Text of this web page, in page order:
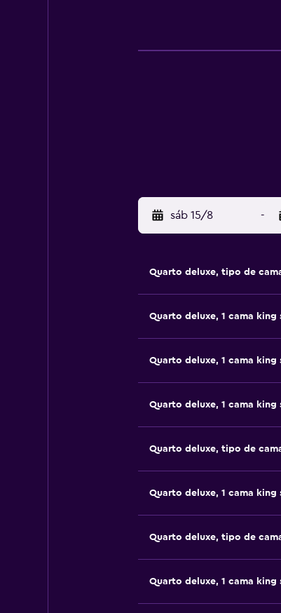
sáb 15/8 -
Quarto deluxe, tipo de
Quarto deluxe, 1 cama king
Quarto deluxe, 1 cama king
Quarto deluxe, 1 cama king
Quarto deluxe, tipo de
Quarto deluxe, 1 cama king
Quarto deluxe, tipo de
Quarto deluxe, 1 cama king